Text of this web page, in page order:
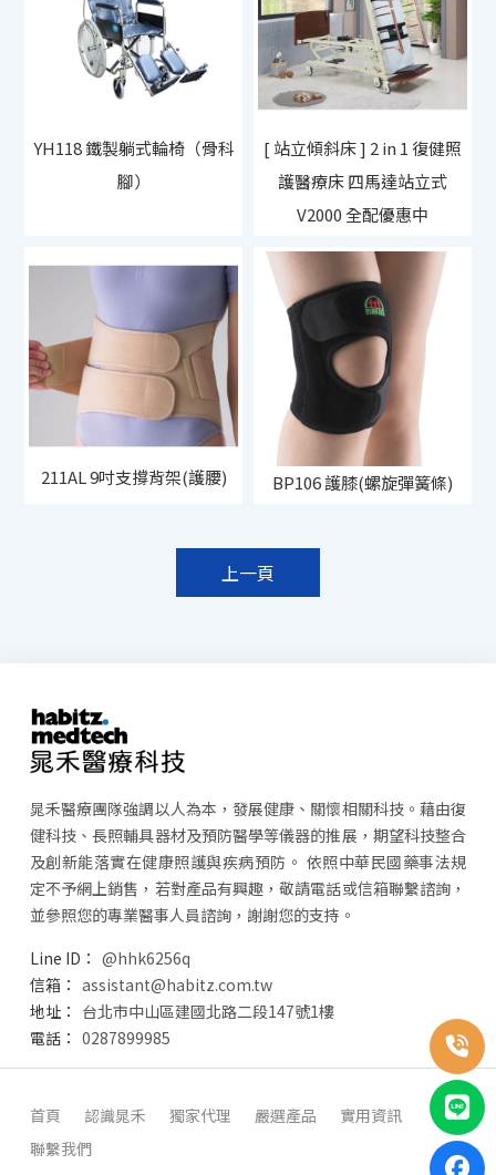
YH118 鐵製躺式輪椅（骨科
腳）
[ 站立傾斜床 ] 2 in 1 復健照
護醫療床 四馬達站立式
V2000 全配優惠中
211AL 9吋支撐背架(護腰) BP106 護膝(螺旋彈簧條)
上一頁
@hhk6256q
0287899985
assistant@habitz.com.tw
台北市中山區建國北路二段147號1樓
晁禾醫療團隊強調以人為本，發展健康、關懷相關科技。藉由復
健科技、長照輔具器材及預防醫學等儀器的推展，期望科技整合
及創新能落實在健康照護與疾病預防。 依照中華民國藥事法規
定不予網上銷售，若對產品有興趣，敬請電話或信箱聯繫諮詢，
並參照您的專業醫事人員諮詢，謝謝您的支持。
首頁 認識晁禾 獨家代理 嚴選產品
實用資訊
聯繫我們